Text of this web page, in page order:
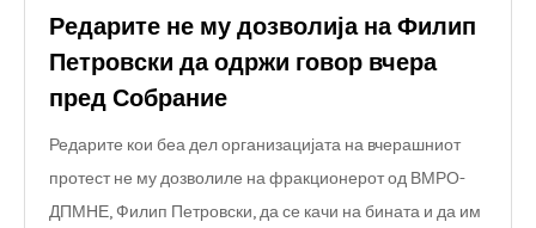
Редарите не му дозволија на Филип
Петровски да одржи говор вчера
пред Собрание
Редарите кои беа дел организацијата на вчерашниот
протест не му дозволиле на фракционерот од ВМРО-
ДПМНЕ, Филип Петровски, да се качи на бината и да им